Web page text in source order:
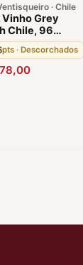
· Chile
Vinho Grey
Chile, 96
do guia
100%
é
em
pts · Descorchados